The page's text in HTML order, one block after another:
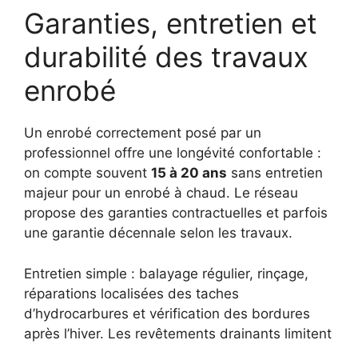
Garanties, entretien et
durabilité des travaux
enrobé
Un enrobé correctement posé par un
professionnel offre une longévité confortable :
on compte souvent 15 à 20 ans sans entretien
majeur pour un enrobé à chaud. Le réseau
propose des garanties contractuelles et parfois
une garantie décennale selon les travaux.
Entretien simple : balayage régulier, rinçage,
réparations localisées des taches
d’hydrocarbures et vérification des bordures
après l’hiver. Les revêtements drainants limitent